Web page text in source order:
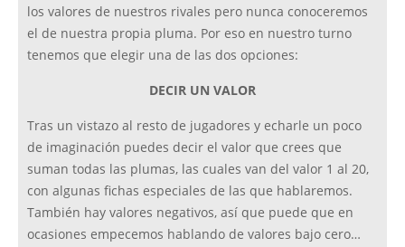
los valores de nuestros rivales pero nunca conoceremos
el de nuestra propia pluma. Por eso en nuestro turno
tenemos que elegir una de las dos opciones:
DECIR UN VALOR
Tras un vistazo al resto de jugadores y echarle un poco
de imaginación puedes decir el valor que crees que
suman todas las plumas, las cuales van del valor 1 al 20,
con algunas fichas especiales de las que hablaremos.
También hay valores negativos, así que puede que en
ocasiones empecemos hablando de valores bajo cero…